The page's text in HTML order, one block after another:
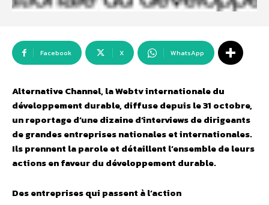
Facebook X WhatsApp
Alternative Channel, la Webtv internationale du
développement durable, diffuse depuis le 31 octobre,
un reportage d’une dizaine d’interviews de dirigeants
de grandes entreprises nationales et internationales.
Ils prennent la parole et détaillent l’ensemble de leurs
actions en faveur du développement durable.
Des entreprises qui passent à l’action